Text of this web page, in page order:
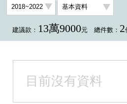
建議款： 13萬9000元 總件數： 2
目前沒有資料